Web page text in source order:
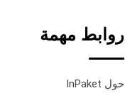
روابط مهمة
حول InPaket